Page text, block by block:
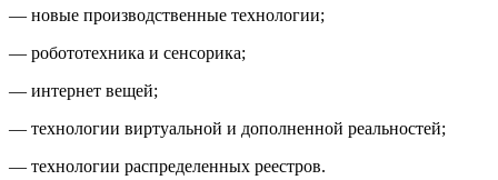
— новые производственные технологии;
— робототехника и сенсорика;
— интернет вещей;
— технологии виртуальной и дополненной реальностей;
— технологии распределенных реестров.